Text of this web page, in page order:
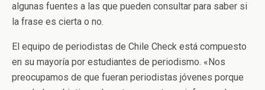
algunas fuentes a las que pueden consultar para saber si
la frase es cierta o no.
El equipo de periodistas de Chile Check está compuesto
en su mayoría por estudiantes de periodismo. «Nos
preocupamos de que fueran periodistas jóvenes porque